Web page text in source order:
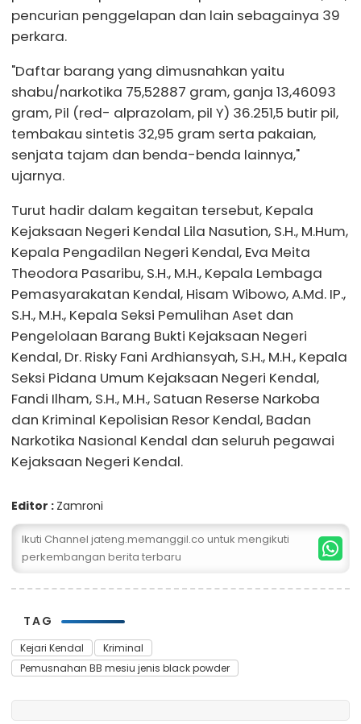
pencurian penggelapan dan lain sebagainya 39
perkara.
"Daftar barang yang dimusnahkan yaitu
shabu/narkotika 75,52887 gram, ganja 13,46093
gram, Pil (red- alprazolam, pil Y) 36.251,5 butir pil,
tembakau sintetis 32,95 gram serta pakaian,
senjata tajam dan benda-benda lainnya,"
ujarnya.
Turut hadir dalam kegaitan tersebut, Kepala
Kejaksaan Negeri Kendal Lila Nasution, S.H., M.Hum,
Kepala Pengadilan Negeri Kendal, Eva Meita
Theodora Pasaribu, S.H., M.H., Kepala Lembaga
Pemasyarakatan Kendal, Hisam Wibowo, A.Md. IP.,
S.H., M.H., Kepala Seksi Pemulihan Aset dan
Pengelolaan Barang Bukti Kejaksaan Negeri
Kendal, Dr. Risky Fani Ardhiansyah, S.H., M.H., Kepala
Seksi Pidana Umum Kejaksaan Negeri Kendal,
Fandi Ilham, S.H., M.H., Satuan Reserse Narkoba
dan Kriminal Kepolisian Resor Kendal, Badan
Narkotika Nasional Kendal dan seluruh pegawai
Kejaksaan Negeri Kendal.
Editor : Zamroni
Ikuti Channel jateng.memanggil.co untuk mengikuti
perkembangan berita terbaru
TAG
Kejari Kendal
Kriminal
Pemusnahan BB mesiu jenis black powder